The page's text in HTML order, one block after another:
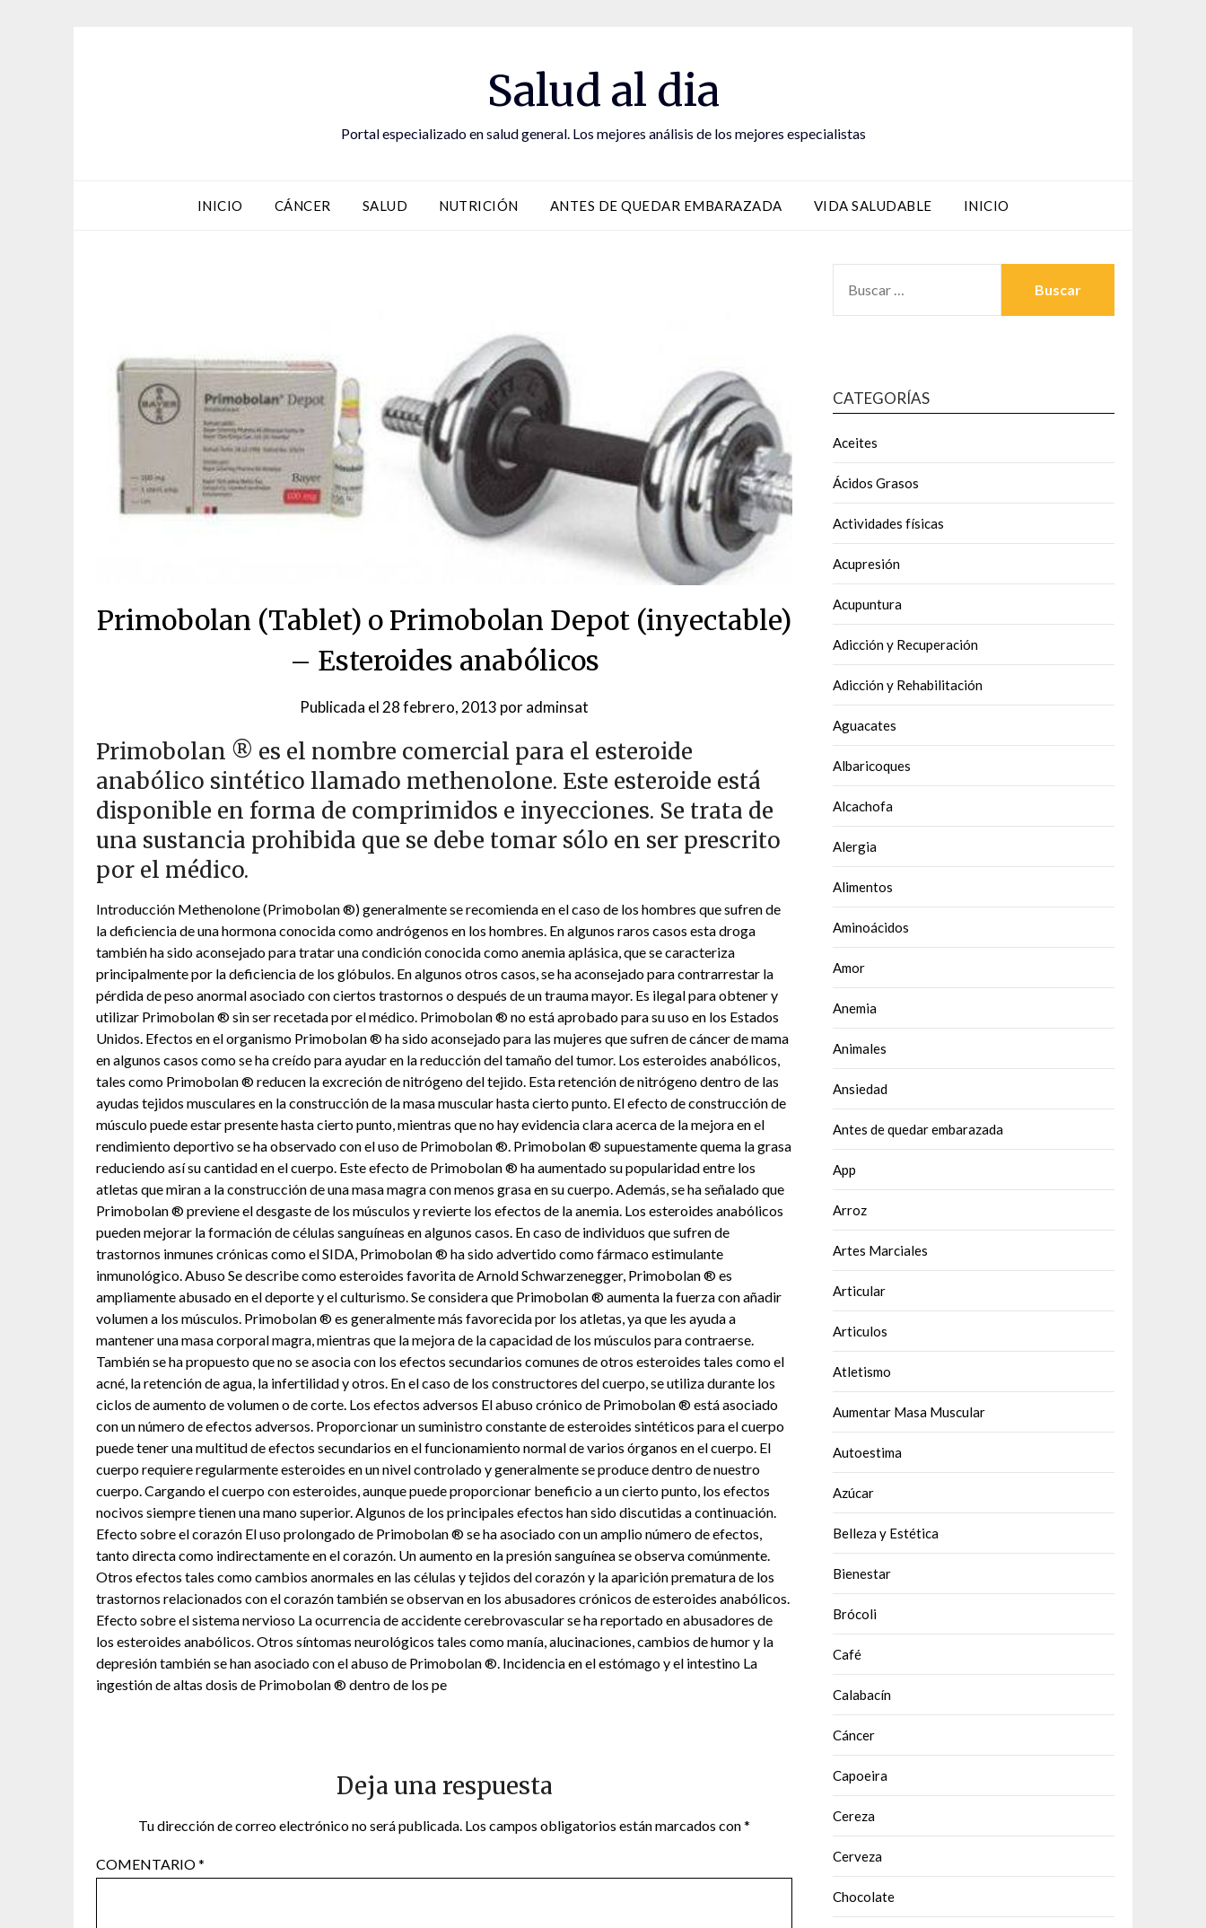
Salud al dia
Portal especializado en salud general. Los mejores análisis de los mejores especialistas
INICIO CÁNCER SALUD NUTRICIÓN ANTES DE QUEDAR EMBARAZADA VIDA SALUDABLE INICIO
Primobolan (Tablet) o Primobolan Depot (inyectable)
– Esteroides anabólicos
Publicada el 28 febrero, 2013 poradminsat
Primobolan ® es el nombre comercial para el esteroide
anabólico sintético llamado methenolone. Este esteroide está
disponible en forma de comprimidos e inyecciones. Se trata de
una sustancia prohibida que se debe tomar sólo en ser prescrito
por el médico.
Introducción Methenolone (Primobolan ®) generalmente se recomienda en el caso de los hombres que sufren de
la deficiencia de una hormona conocida como andrógenos en los hombres. En algunos raros casos esta droga
también ha sido aconsejado para tratar una condición conocida como anemia aplásica, que se caracteriza
principalmente por la deficiencia de los glóbulos. En algunos otros casos, se ha aconsejado para contrarrestar la
pérdida de peso anormal asociado con ciertos trastornos o después de un trauma mayor. Es ilegal para obtener y
utilizar Primobolan ® sin ser recetada por el médico. Primobolan ® no está aprobado para su uso en los Estados
Unidos. Efectos en el organismo Primobolan ® ha sido aconsejado para las mujeres que sufren de cáncer de mama
en algunos casos como se ha creído para ayudar en la reducción del tamaño del tumor. Los esteroides anabólicos,
tales como Primobolan ® reducen la excreción de nitrógeno del tejido. Esta retención de nitrógeno dentro de las
ayudas tejidos musculares en la construcción de la masa muscular hasta cierto punto. El efecto de construcción de
músculo puede estar presente hasta cierto punto, mientras que no hay evidencia clara acerca de la mejora en el
rendimiento deportivo se ha observado con el uso de Primobolan ®. Primobolan ® supuestamente quema la grasa
reduciendo así su cantidad en el cuerpo. Este efecto de Primobolan ® ha aumentado su popularidad entre los
atletas que miran a la construcción de una masa magra con menos grasa en su cuerpo. Además, se ha señalado que
Primobolan ® previene el desgaste de los músculos y revierte los efectos de la anemia. Los esteroides anabólicos
pueden mejorar la formación de células sanguíneas en algunos casos. En caso de individuos que sufren de
trastornos inmunes crónicas como el SIDA, Primobolan ® ha sido advertido como fármaco estimulante
inmunológico. Abuso Se describe como esteroides favorita de Arnold Schwarzenegger, Primobolan ® es
ampliamente abusado en el deporte y el culturismo. Se considera que Primobolan ® aumenta la fuerza con añadir
volumen a los músculos. Primobolan ® es generalmente más favorecida por los atletas, ya que les ayuda a
mantener una masa corporal magra, mientras que la mejora de la capacidad de los músculos para contraerse.
También se ha propuesto que no se asocia con los efectos secundarios comunes de otros esteroides tales como el
acné, la retención de agua, la infertilidad y otros. En el caso de los constructores del cuerpo, se utiliza durante los
ciclos de aumento de volumen o de corte. Los efectos adversos El abuso crónico de Primobolan ® está asociado
con un número de efectos adversos. Proporcionar un suministro constante de esteroides sintéticos para el cuerpo
puede tener una multitud de efectos secundarios en el funcionamiento normal de varios órganos en el cuerpo. El
cuerpo requiere regularmente esteroides en un nivel controlado y generalmente se produce dentro de nuestro
cuerpo. Cargando el cuerpo con esteroides, aunque puede proporcionar beneficio a un cierto punto, los efectos
nocivos siempre tienen una mano superior. Algunos de los principales efectos han sido discutidas a continuación.
Efecto sobre el corazón El uso prolongado de Primobolan ® se ha asociado con un amplio número de efectos,
tanto directa como indirectamente en el corazón. Un aumento en la presión sanguínea se observa comúnmente.
Otros efectos tales como cambios anormales en las células y tejidos del corazón y la aparición prematura de los
trastornos relacionados con el corazón también se observan en los abusadores crónicos de esteroides anabólicos.
Efecto sobre el sistema nervioso La ocurrencia de accidente cerebrovascular se ha reportado en abusadores de
los esteroides anabólicos. Otros síntomas neurológicos tales como manía, alucinaciones, cambios de humor y la
depresión también se han asociado con el abuso de Primobolan ®. Incidencia en el estómago y el intestino La
ingestión de altas dosis de Primobolan ® dentro de los pe
Deja una respuesta
Tu dirección de correo electrónico no será publicada. Los campos obligatorios están marcados con*
COMENTARIO*
CATEGORÍAS
Aceites
Ácidos Grasos
Actividades físicas
Acupresión
Acupuntura
Adicción y Recuperación
Adicción y Rehabilitación
Aguacates
Albaricoques
Alcachofa
Alergia
Alimentos
Aminoácidos
Amor
Anemia
Animales
Ansiedad
Antes de quedar embarazada
App
Arroz
Artes Marciales
Articular
Articulos
Atletismo
Aumentar Masa Muscular
Autoestima
Azúcar
Belleza y Estética
Bienestar
Brócoli
Café
Calabacín
Cáncer
Capoeira
Cereza
Cerveza
Chocolate